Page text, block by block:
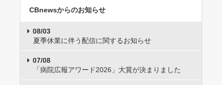
CBnewsからのお知らせ
08/03
夏季休業に伴う配信に関するお知らせ
07/08
「病院広報アワード2026」大賞が決まりました